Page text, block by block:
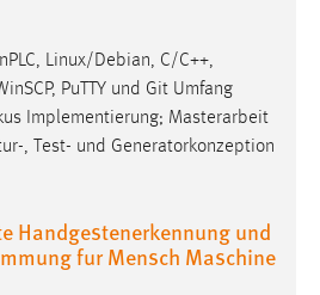
Linux/Debian, C/C++,
PuTTY und Git Umfang
Implementierung; Masterarbeit
, Test- und Generatorkonzeption
Handgestenerkennung und
fur Mensch Maschine
wird in diesem Cookie
eingeloggt ist.